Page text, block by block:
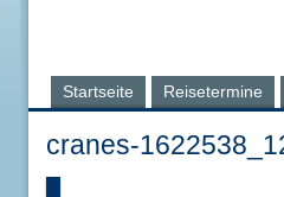
Startseite Reisetermine
cranes-